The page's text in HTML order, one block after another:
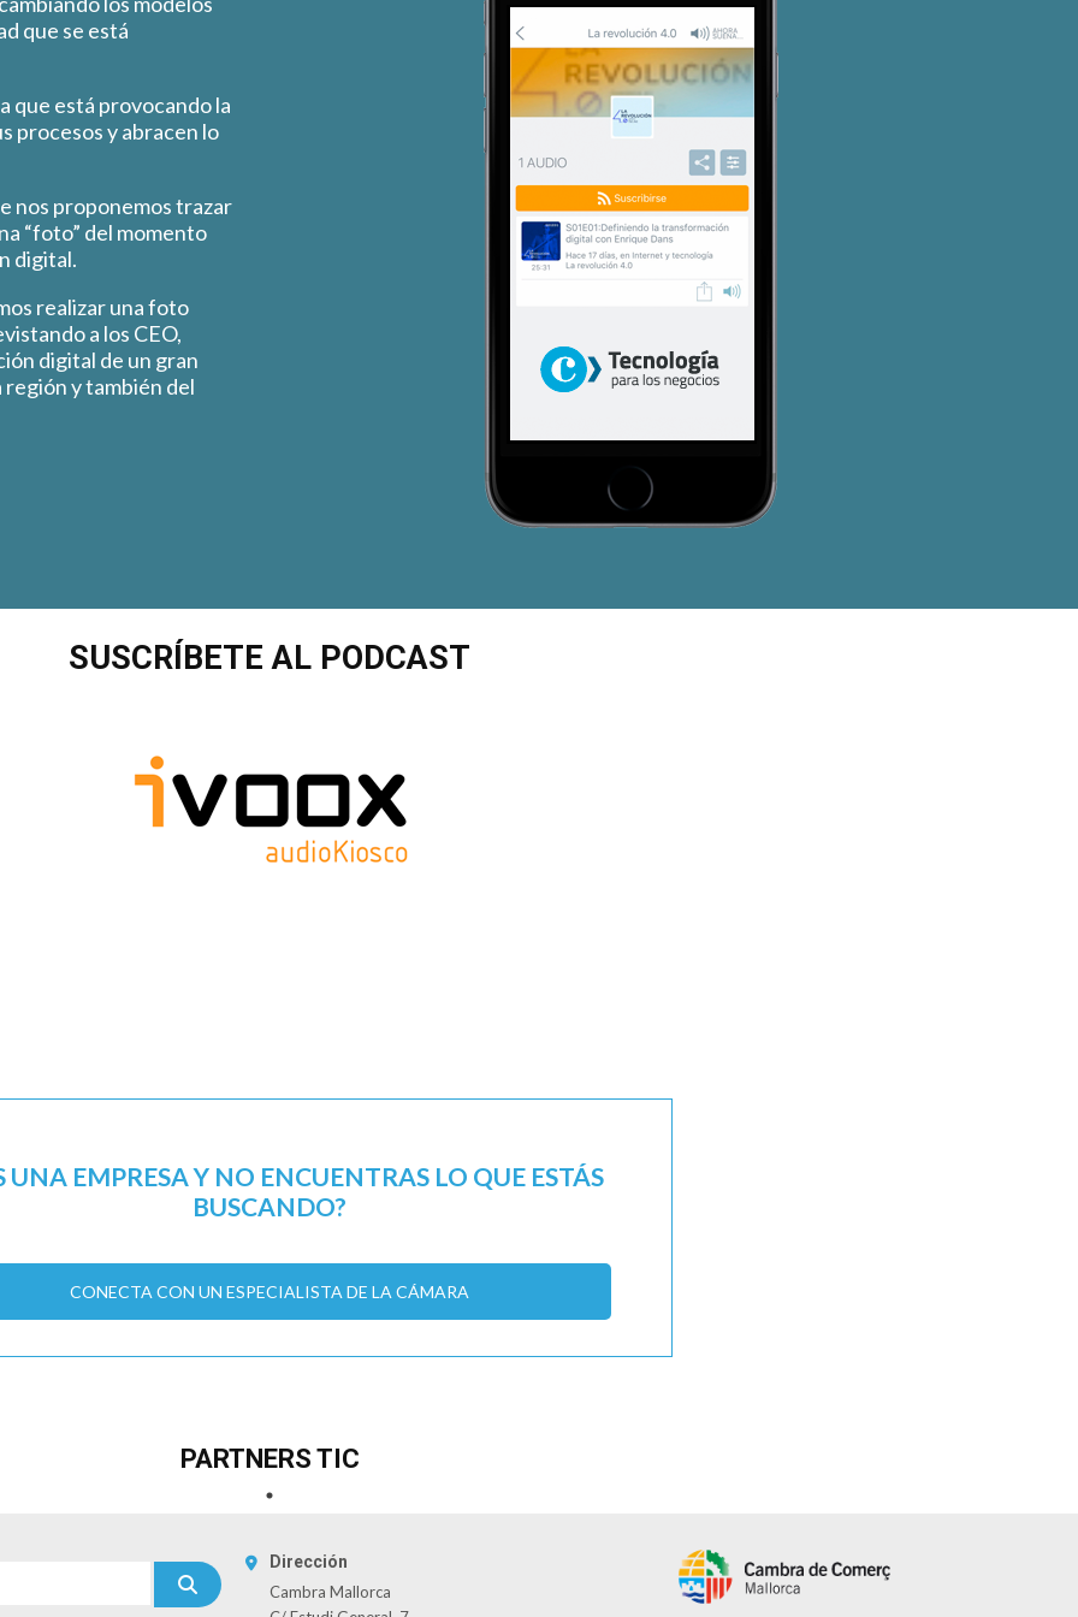
que se está
que está provocando la
procesos y abracen lo
nos proponemos trazar
“foto” del momento
digital.
realizar una foto
a los CEO,
digital de un gran
región y también del
SUSCRÍBETE AL PODCAST
UNA EMPRESA Y NO ENCUENTRAS LO QUE ESTÁS
BUSCANDO?
CONECTA CON UN ESPECIALISTA DE LA CÁMARA
PARTNERS TIC
Dirección
Cambra Mallorca